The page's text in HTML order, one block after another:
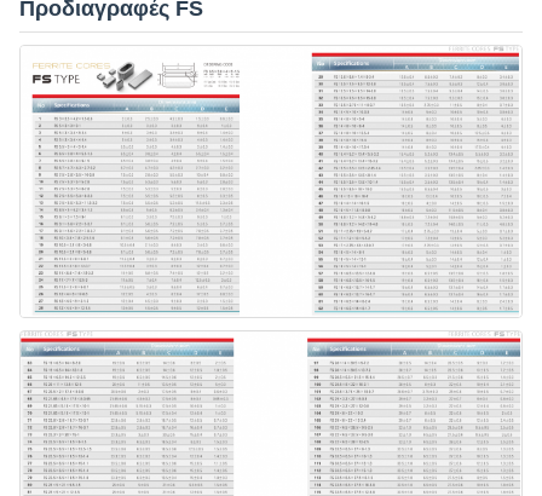
Προδιαγραφές FS